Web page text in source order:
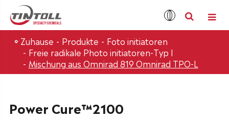
Zuhause Produkte
Foto initiatoren
Freie radikale Photo initiatoren-Typ I
Mischung aus Omnirad 819 Omnirad TPO-L
Power Cure™2100